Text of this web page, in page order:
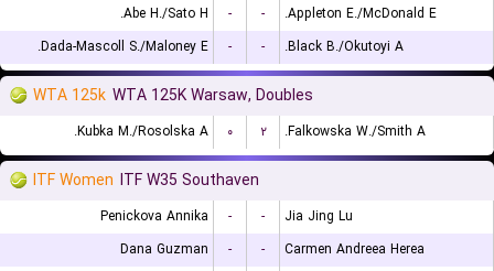
Abe H./Sato H. - -
Appleton E./McDonald E.
Dada-Mascoll S./Maloney E.
- - Black B./Okutoyi A.
WTA 125k WTA 125K Warsaw, Doubles
Kubka M./Rosolska A. ۰ ۲ Falkowska W./Smith A.
ITF Women ITF W35 Southaven
Penickova Annika - -
Jia Jing Lu
Dana Guzman
- -
Carmen Andreea Herea